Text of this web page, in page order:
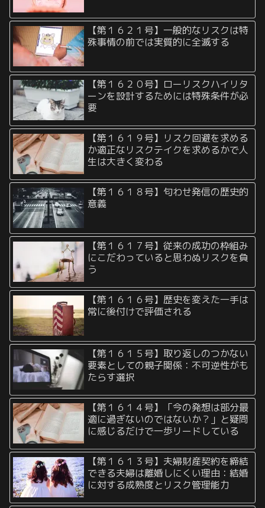
【第１６２１号】一般的なリスクは特
殊事情の前では実質的に全滅する
【第１６２０号】ローリスクハイリタ
ーンを設計するためには特殊条件が必
要
【第１６１９号】リスク回避を求める
か適正なリスクテイクを求めるかで人
生は大きく変わる
【第１６１８号】匂わせ発信の歴史的
意義
【第１６１７号】従来の成功の枠組み
にこだわっていると思わぬリスクを負
う
【第１６１６号】歴史を変えた一手は
常に後付けで評価される
【第１６１５号】取り返しのつかない
要素としての親子関係：不可逆性がも
たらす選択
【第１６１４号】「今の発想は部分最
適に過ぎないのではないか？」と疑問
に感じるだけで一歩リードしている
【第１６１３号】夫婦財産契約を締結
できる夫婦は離婚しにくい理由：結婚
に対する成熟度とリスク管理能力